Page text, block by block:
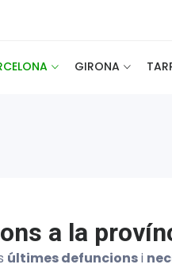
GIRONA
a la
últimes defuncionsi